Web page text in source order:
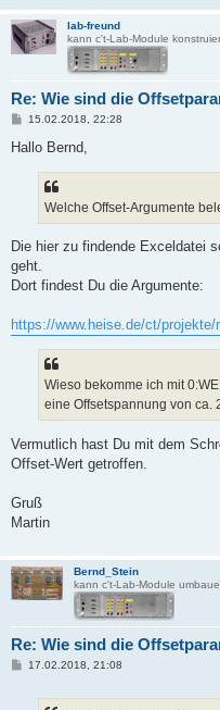
lab-freund
kann c't-Lab-Module
Re: Wie sind die
B
i
15.02.2018, 22:28
Hallo Bernd,
Welche Offset-Argumente
Die hier zu findende Exceldatei
geht.
Dort findest Du die Argumente:
https://www.heise.de/ct/
Wieso bekomme ich mit
eine Offsetspannung von ca.
Vermutlich hast Du mit dem
Offset-Wert getroffen.
Gruß
Martin
Bernd_Stein
kann c't-Lab-Module
Re: Wie sind die
B17.02.2018, 21:08